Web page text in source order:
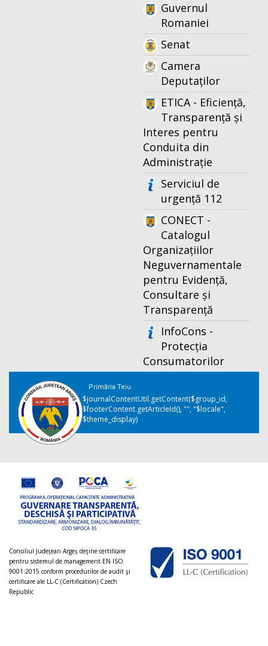
Guvernul
Romaniei
Senat
Camera
Deputaților
ETICA - Eficiență,
Transparență și
Interes pentru
Conduita din
Administrație
Serviciul de
urgență 112
CONECT -
Catalogul
Organizațiilor
Neguvernamentale
pentru Evidență,
Consultare și
Transparență
InfoCons -
Protecția
Consumatorilor
Primăria Teiu
$journalContentUtil.getContent($group_id,
$footerContent.getArticleId(), "", "$locale",
$theme_display)
Consiliul Judeţean Argeș deţine certificare
pentru sistemul de management EN ISO
9001:2015 conform procedurilor de audit şi
certificare ale LL-C (Certification) Czech
Republic